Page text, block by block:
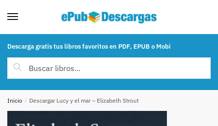
Descarga gratis tus libros favoritos en PDF, EPUB o Mobi
Buscar por:
Buscar
Inicio / Descargar Lucy y el mar – Elizabeth Strout